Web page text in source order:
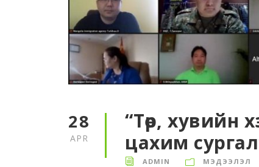
28
APR
“Төр, хувийн
цахим
ADMIN МЭДЭЭЛЭЛ